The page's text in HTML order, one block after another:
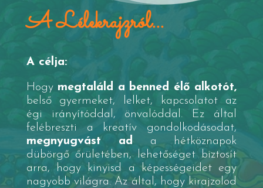
A Lélekrajzról...
A célja:
Hogy megtaláld a benned élő alkotót,
belső gyermeket, lelket, kapcsolatot az
égi irányítóddal, önvalóddal. Ez által
felébreszti a kreatív gondolkodásodat,
megnyugvást ad
a hétköznapok
dübörgő őrületében, lehetőséget biztosít
arra, hogy kinyisd a képességeidet egy
nagyobb világra. Az által, hogy kirajzolod